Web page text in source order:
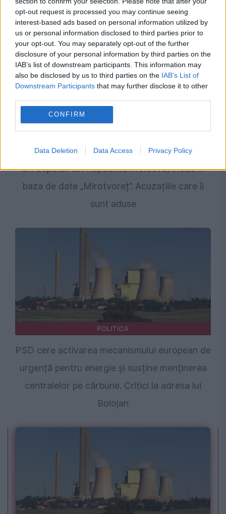
opt-out request is processed you may continue seeing
interest-based ads based on personal information utilized by
us or personal information disclosed to third parties prior to
your opt-out. You may separately opt-out of the further
disclosure of your personal information by third parties on the
IAB’s list of downstream participants. This information may
also be disclosed by us to third parties on the IAB’s List of
Downstream Participants that may further disclose it to other
CONFIRM
Data Deletion Data Access Privacy Policy
Recomandările noastre
POLITICA
Un deputat din Republica Moldova, inclus în
baza de date „Mirotvoreț”. Acuzațiile care îi
sunt aduse
POLITICA
PSD cere activarea mecanismului european de
urgență pentru energie și susține menținerea
centralelor pe cărbune. Critici la adresa lui
Bolojan